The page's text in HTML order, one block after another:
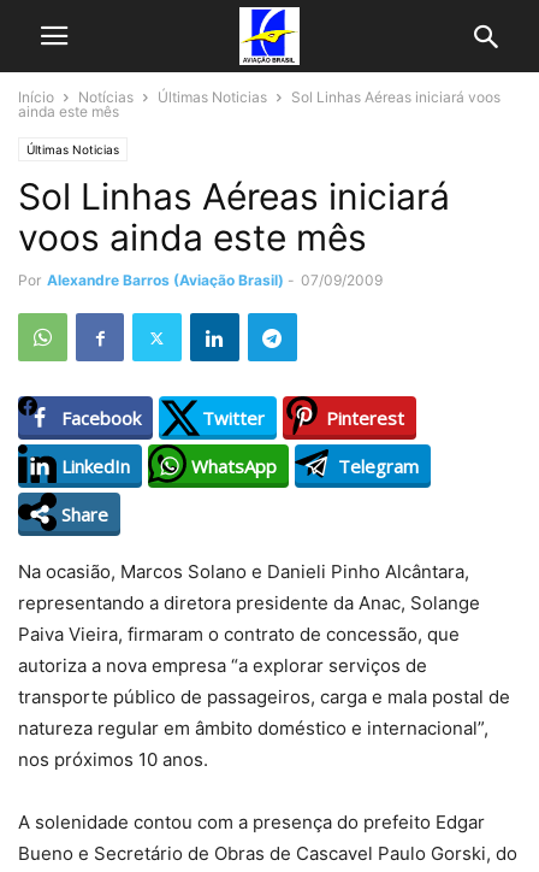
Início Notícias Últimas Noticias
Sol Linhas Aéreas iniciará voos
ainda este mês
Últimas Noticias
Sol Linhas Aéreas iniciará
voos ainda este mês
Por Alexandre Barros (Aviação Brasil) - 07/09/2009
Facebook Twitter
Pinterest
LinkedIn
WhatsApp
Telegram
Share
Na ocasião, Marcos Solano e Danieli Pinho Alcântara,
representando a diretora presidente da Anac, Solange
Paiva Vieira, firmaram o contrato de concessão, que
autoriza a nova empresa “a explorar serviços de
transporte público de passageiros, carga e mala postal de
natureza regular em âmbito doméstico e internacional”,
nos próximos 10 anos.
A solenidade contou com a presença do prefeito Edgar
Bueno e Secretário de Obras de Cascavel Paulo Gorski, do